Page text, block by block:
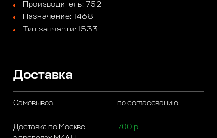
Производитель: 752
Назначение: 1468
Тип запчасти: 1533
Доставка
Самовывоз по согласованию
Доставка по Москве
700 р